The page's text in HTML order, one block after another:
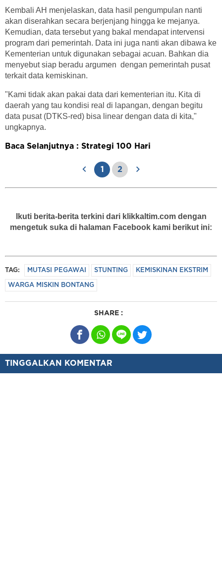
Kembali AH menjelaskan, data hasil pengumpulan nanti
akan diserahkan secara berjenjang hingga ke mejanya.
Kemudian, data tersebut yang bakal mendapat intervensi
program dari pemerintah. Data ini juga nanti akan dibawa ke
Kementerian untuk digunakan sebagai acuan. Bahkan dia
menyebut siap beradu argumen dengan pemerintah pusat
terkait data kemiskinan.
"Kami tidak akan pakai data dari kementerian itu. Kita di
daerah yang tau kondisi real di lapangan, dengan begitu
data pusat (DTKS-red) bisa linear dengan data di kita,"
ungkapnya.
Baca Selanjutnya : Strategi 100 Hari
1 2
Ikuti berita-berita terkini dari klikkaltim.com dengan
mengetuk suka di halaman Facebook kami berikut ini:
TAG: MUTASI PEGAWAI STUNTING KEMISKINAN EKSTRIM
WARGA MISKIN BONTANG
SHARE :
TINGGALKAN KOMENTAR